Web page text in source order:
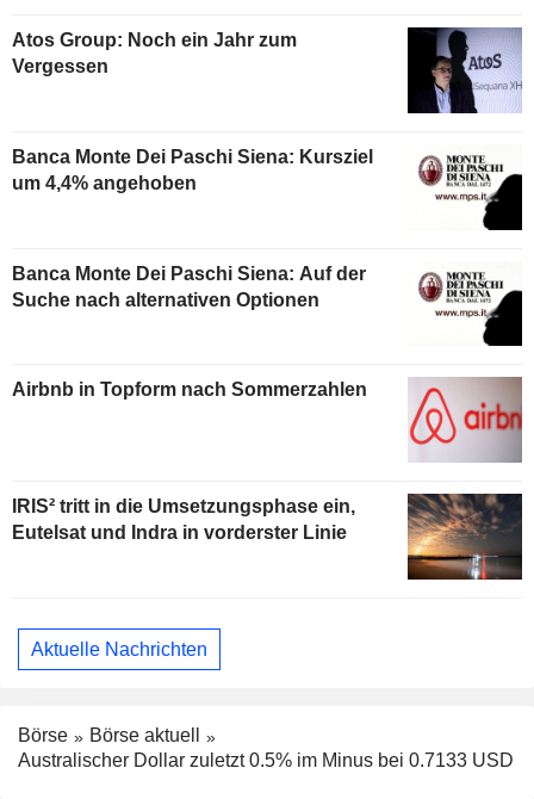
Atos Group: Noch ein Jahr zum
Vergessen
Banca Monte Dei Paschi Siena: Kursziel
um 4,4% angehoben
Banca Monte Dei Paschi Siena: Auf der
Suche nach alternativen Optionen
Airbnb in Topform nach Sommerzahlen
IRIS² tritt in die Umsetzungsphase ein,
Eutelsat und Indra in vorderster Linie
Aktuelle Nachrichten
Börse
Börse aktuell
Australischer Dollar zuletzt 0.5% im Minus bei 0.7133 USD